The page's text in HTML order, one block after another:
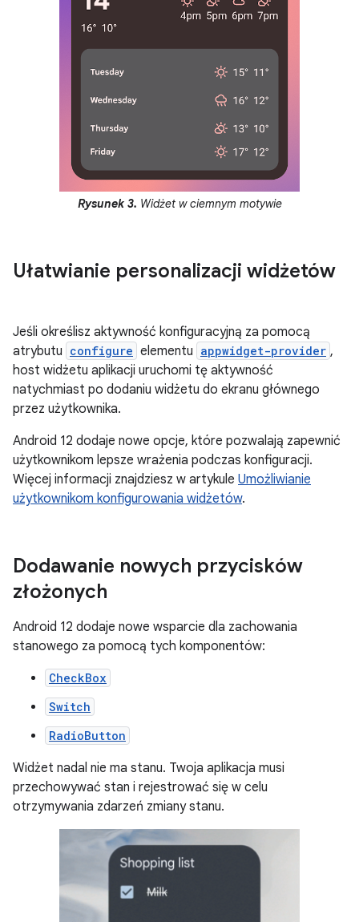
Rysunek 3. Widżet w ciemnym motywie
Ułatwianie personalizacji widżetów
Jeśli określisz aktywność konfiguracyjną za pomocą
atrybutu configure elementu appwidget-provider ,
host widżetu aplikacji uruchomi tę aktywność
natychmiast po dodaniu widżetu do ekranu głównego
przez użytkownika.
Android 12 dodaje nowe opcje, które pozwalają zapewnić
użytkownikom lepsze wrażenia podczas konfiguracji.
Więcej informacji znajdziesz w artykule Umożliwianie
użytkownikom konfigurowania widżetów.
Dodawanie nowych przycisków
złożonych
Android 12 dodaje nowe wsparcie dla zachowania
stanowego za pomocą tych komponentów:
CheckBox
Switch
RadioButton
Widżet nadal nie ma stanu. Twoja aplikacja musi
przechowywać stan i rejestrować się w celu
otrzymywania zdarzeń zmiany stanu.